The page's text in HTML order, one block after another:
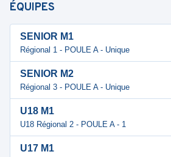
ÉQUIPES
SENIOR M1
Régional 1 - POULE A - Unique
SENIOR M2
Régional 3 - POULE A - Unique
U18 M1
U18 Régional 2 - POULE A - 1
U17 M1